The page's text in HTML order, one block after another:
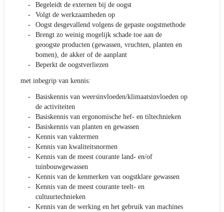
Begeleidt de externen bij de oogst
Volgt de werkzaamheden op
Oogst desgevallend volgens de gepaste oogstmethode
Brengt zo weinig mogelijk schade toe aan de
geoogste producten (gewassen, vruchten, planten en
bomen), de akker of de aanplant
Beperkt de oogstverliezen
met inbegrip van kennis:
Basiskennis van weersinvloeden/klimaatsinvloeden op
de activiteiten
Basiskennis van ergonomische hef- en tiltechnieken
Basiskennis van planten en gewassen
Kennis van vaktermen
Kennis van kwaliteitsnormen
Kennis van de meest courante land- en/of
tuinbouwgewassen
Kennis van de kenmerken van oogstklare gewassen
Kennis van de meest courante teelt- en
cultuurtechnieken
Kennis van de werking en het gebruik van machines